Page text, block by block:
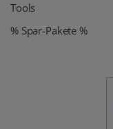
Tools
% Spar-Pakete %